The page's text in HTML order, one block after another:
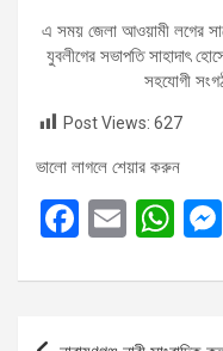
এ সময় জেলা আওয়ামী লগের
যুবলীগের সভাপতি সাহাদাৎ
সহযোগী
Post Views: 627
ভালো লাগলে শেয়ার করুন
F
ce
E
ail
W
at
s
Post